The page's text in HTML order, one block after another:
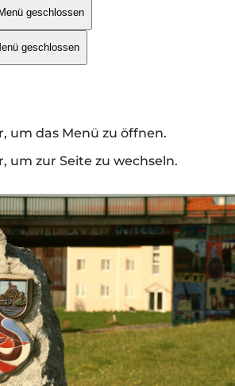
geschlossen
geschlossen
um das Menü zu öffnen.
um zur Seite zu wechseln.